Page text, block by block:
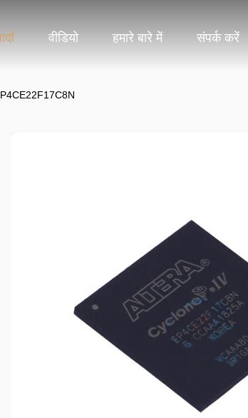
वीडियो हमारे बारे में संपर्क करें